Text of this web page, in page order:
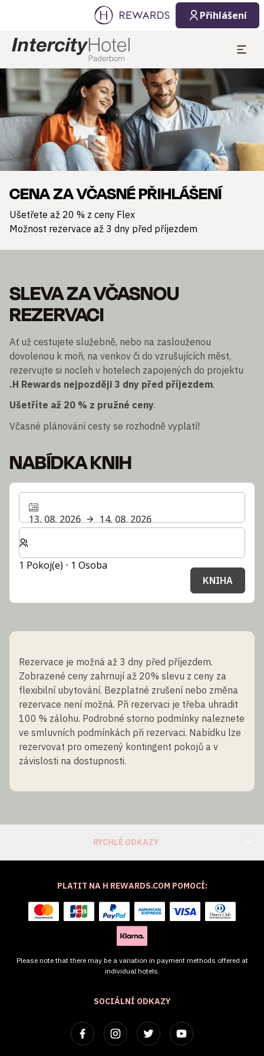
Přihlášení
Sklíčko 1 z 1
CENA ZA VČASNÉ PŘIHLÁŠENÍ
Ušetřete až 20 % z ceny Flex
Možnost rezervace až 3 dny před příjezdem
SLEVA ZA VČASNOU
REZERVACI
Ať už cestujete služebně, nebo na zaslouženou
dovolenou k moři, na venkov či do vzrušujících měst,
rezervujte si nocleh v hotelech zapojených do projektu
.H Rewards nejpozději 3 dny před příjezdem.
Ušetříte až 20 % z pružné ceny.
Včasné plánování cesty se rozhodně vyplatí!
NABÍDKA KNIH
13. 08. 2026
14. 08. 2026
Zvolte počet pokojů a hostů pro svůj pobyt
1 Pokoj(e) ⋅ 1 Osoba
KNIHA
Rezervace je možná až 3 dny před příjezdem.
Zobrazené ceny zahrnují až 20% slevu z ceny za
flexibilní ubytování. Bezplatné zrušení nebo změna
rezervace není možná. Při rezervaci je třeba uhradit
100 % zálohu. Podrobné storno podmínky naleznete
ve smluvních podmínkách při rezervaci. Nabídku lze
rezervovat pro omezený kontingent pokojů a v
závislosti na dostupnosti.
RYCHLÉ ODKAZY
SOCIÁLNÍ ODKAZY
PLATIT NA H REWARDS.COM POMOCÍ:
Please note that there may be a variation in payment methods offered at
individual hotels.